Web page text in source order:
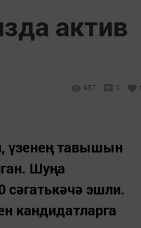
актив
957 0
үзенең тавышын
Шуңа
сәгатькәчә эшли.
кандидатларга